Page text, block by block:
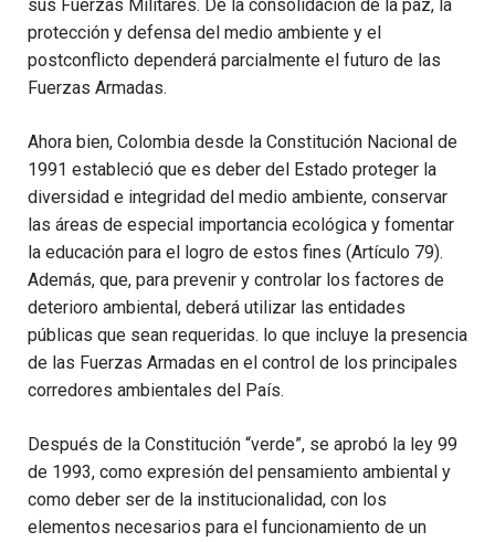
sus Fuerzas Militares. De la consolidación de la paz, la
protección y defensa del medio ambiente y el
postconflicto dependerá parcialmente el futuro de las
Fuerzas Armadas.
Ahora bien, Colombia desde la Constitución Nacional de
1991 estableció que es deber del Estado proteger la
diversidad e integridad del medio ambiente, conservar
las áreas de especial importancia ecológica y fomentar
la educación para el logro de estos fines (Artículo 79).
Además, que, para prevenir y controlar los factores de
deterioro ambiental, deberá utilizar las entidades
públicas que sean requeridas. lo que incluye la presencia
de las Fuerzas Armadas en el control de los principales
corredores ambientales del País.
Después de la Constitución “verde”, se aprobó la ley 99
de 1993, como expresión del pensamiento ambiental y
como deber ser de la institucionalidad, con los
elementos necesarios para el funcionamiento de un